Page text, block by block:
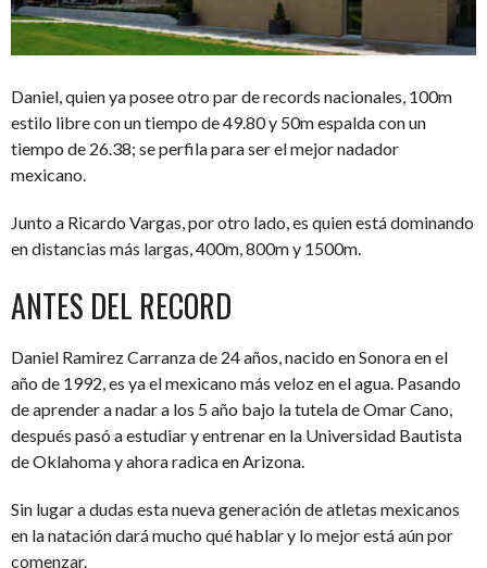
Daniel, quien ya posee otro par de records nacionales, 100m
estilo libre con un tiempo de 49.80 y 50m espalda con un
tiempo de 26.38; se perfila para ser el mejor nadador
mexicano.
Junto a Ricardo Vargas, por otro lado, es quien está dominando
en distancias más largas, 400m, 800m y 1500m.
ANTES DEL RECORD
Daniel Ramirez Carranza de 24 años, nacido en Sonora en el
año de 1992, es ya el mexicano más veloz en el agua. Pasando
de aprender a nadar a los 5 año bajo la tutela de Omar Cano,
después pasó a estudiar y entrenar en la Universidad Bautista
de Oklahoma y ahora radica en Arizona.
Sin lugar a dudas esta nueva generación de atletas mexicanos
en la natación dará mucho qué hablar y lo mejor está aún por
comenzar.